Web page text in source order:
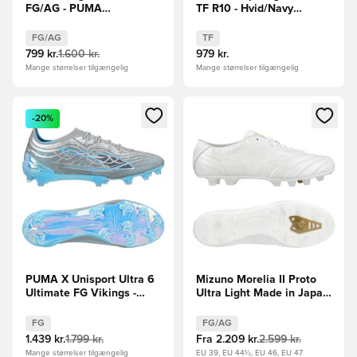
FG/AG - PUMA
LIMITED EDITION
FG/AG
799 kr.1.600 kr.
Mange størrelser tilgængelig
TF R10 - Hvid/Navy
TF
979 kr.
Mange størrelser tilgængelig
Åbner en Modal til at logge ind eller tilmelde dig som
-20%
PUMA X Unisport Ultra 6
Ultimate FG Vikings -
EDITION
FG
1.439 kr.1.799 kr.
Mange størrelser tilgængelig
Åbner en Modal til at logge
Mizuno Morelia II Proto
Ultra Light Made in Japan
EDITION
FG/AG
Fra 2.209 kr.2.599 kr.
EU 39, EU 44½, EU 46, EU 47